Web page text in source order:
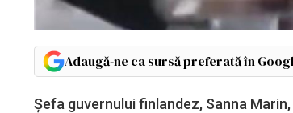
Adaugă-ne ca sursă preferată în
Şefa guvernului finlandez, Sanna